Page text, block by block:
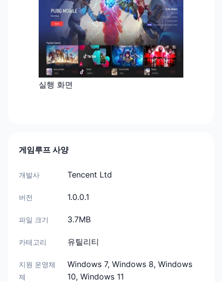
실행 화면
게임루프 사양
개발사 Tencent Ltd
버전 1.0.0.1
파일 크기 3.7MB
카테고리 유틸리티
지원 운영체
제
Windows 7, Windows 8, Windows
10, Windows 11